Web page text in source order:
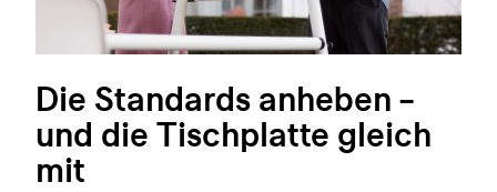
Die Standards anheben –
und die Tischplatte gleich
mit